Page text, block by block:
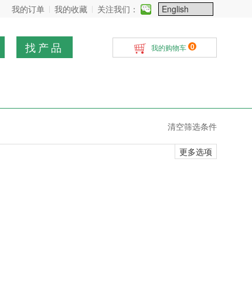
我的订单 我的收藏 关注我们：
找产品 我的购物车 0
清空筛选条件
更多选项